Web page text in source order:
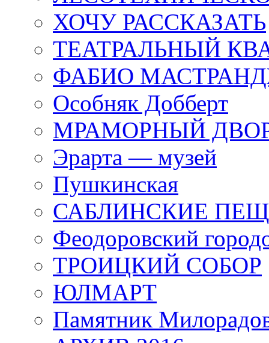
ХОЧУ РАССКАЗАТЬ
ТЕАТРАЛЬНЫЙ
ФАБИО
Особняк Добберт
МРАМОРНЫЙ
Эрарта — музей
Пушкинская
САБЛИНСКИЕ
Феодоровский
ТРОИЦКИЙ СОБОР
ЮЛМАРТ
Памятник